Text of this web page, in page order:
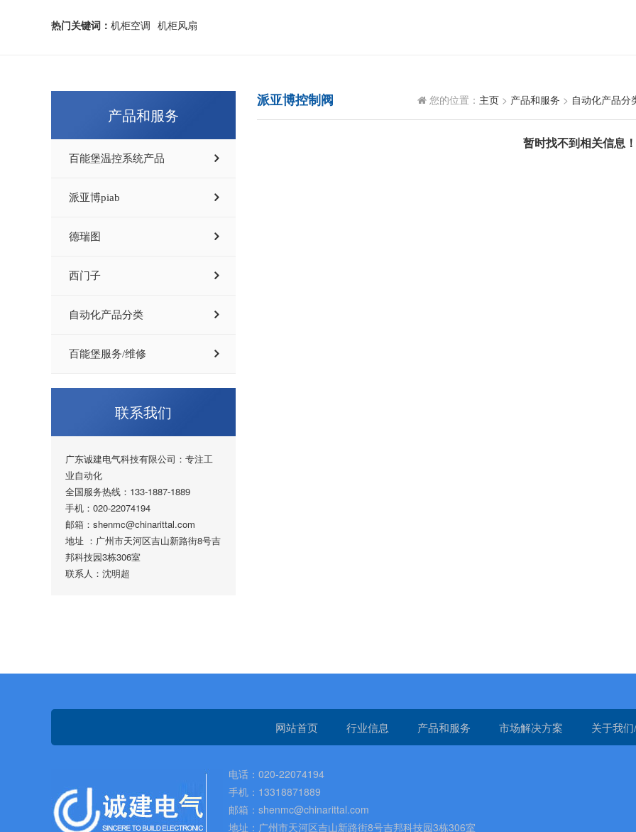
热门关键词： 机柜空调 机柜风扇
产品和服务
百能堡温控系统产品
派亚博piab
德瑞图
西门子
自动化产品分类
百能堡服务/维修
联系我们
广东诚建电气科技有限公司：专注工
业自动化
全国服务热线：133-1887-1889
手机：020-22074194
邮箱：shenmc@chinarittal.com
地址 ：广州市天河区吉山新路街8号吉
邦科技园3栋306室
联系人：沈明超
您的位置： 主页 > 产品和服务 > 自动化产品分
派亚博控制阀
暂时找不到相关信息！
网站首页 行业信息 产品和服务 市场解决方案 关于我
电话：020-22074194
手机：13318871889
邮箱：shenmc@chinarittal.com
地址：广州市天河区吉山新路街8号吉邦科技园3栋306室